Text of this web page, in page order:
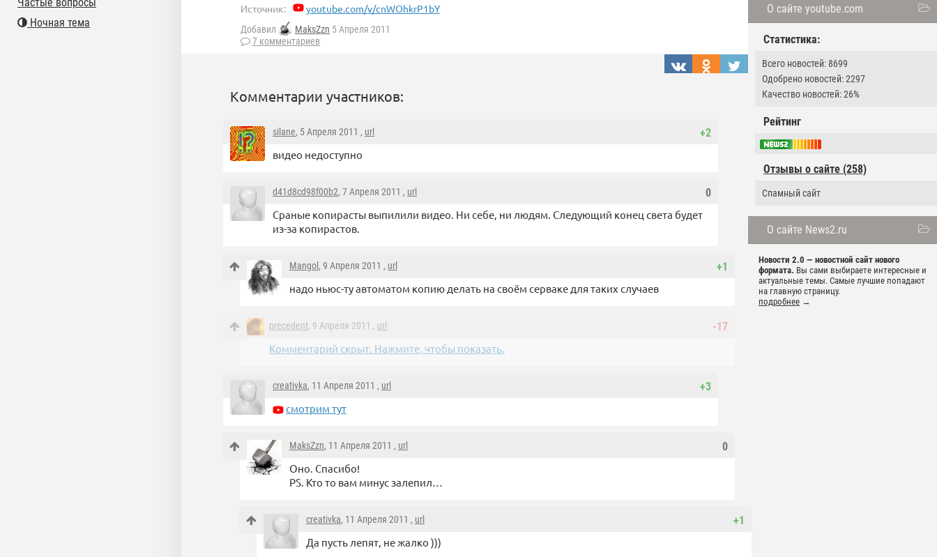
О сайте youtube.com
Статистика:
Всего новостей: 8699
Одобрено новостей: 2297
Качество новостей: 26%
Рейтинг
Отзывы о сайте (258)
Спамный сайт
О сайте News2.ru
Новости 2.0 — новостной сайт нового
формата. Вы сами выбираете интересные и
актуальные темы. Самые лучшие попадают
на главную страницу.
подробнее →
Источник: youtube.com/v/cnWOhkrP1bY
Добавил MaksZzn 5 Апреля 2011
7 комментариев
Комментарии участников:
+2
silane, 5 Апреля 2011 , url
видео недоступно
0
d41d8cd98f00b2, 7 Апреля 2011 , url
Сраные копирасты выпилили видео. Ни себе, ни людям. Следующий конец света будет
из-за копирастов.
+1
Mangol , 9 Апреля 2011 , url
надо ньюс-ту автоматом копию делать на своём серваке для таких случаев
-17
precedent, 9 Апреля 2011 , url
Комментарий скрыт. Нажмите, чтобы показать.
+3
creativka, 11 Апреля 2011 , url
смотрим тут
0
MaksZzn, 11 Апреля 2011 , url
Оно. Спасибо!
PS. Кто то вам минус залепил…
+1
creativka, 11 Апреля 2011 , url
Да пусть лепят, не жалко )))
Ночная тема